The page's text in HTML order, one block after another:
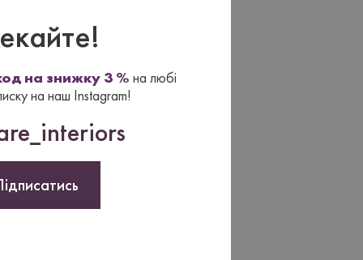
на знижку 3 % на любі
на наш Instagram!